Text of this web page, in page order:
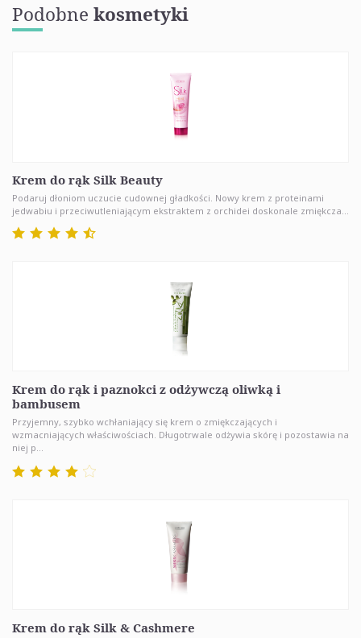
Podobne kosmetyki
Krem do rąk Silk Beauty
Podaruj dłoniom uczucie cudownej gładkości. Nowy krem z proteinami
jedwabiu i przeciwutleniającym ekstraktem z orchidei doskonale zmiękcza...
Krem do rąk i paznokci z odżywczą oliwką i
bambusem
Przyjemny, szybko wchłaniający się krem o zmiękczających i
wzmacniających właściwościach. Długotrwale odżywia skórę i pozostawia na
niej p...
Krem do rąk Silk & Cashmere